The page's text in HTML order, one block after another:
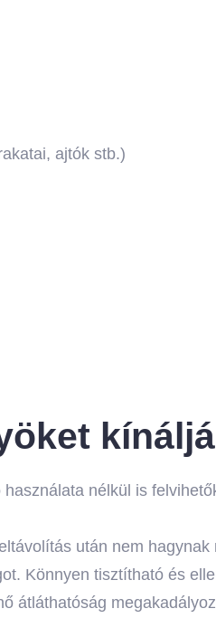
ajtók stb.)
nélkül is
után nem
Könnyen tisztítható és
átláthatóság